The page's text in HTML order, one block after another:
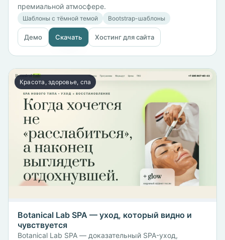
премиальной атмосфере.
Шаблоны с тёмной темой Bootstrap-шаблоны
Демо Скачать Хостинг для сайта
Красота, здоровье, спа
Botanical Lab SPA — уход, который видно и
чувствуется
Botanical Lab SPA — доказательный SPA-уход,